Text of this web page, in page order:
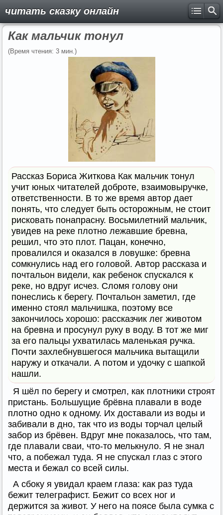
читать сказку онлайн
Как мальчик тонул
(Время чтения: 3 мин.)
Рассказ Бориса Житкова Как мальчик тонул
учит юных читателей доброте, взаимовыручке,
ответственности. В то же время автор дает
понять, что следует быть осторожным, не стоит
рисковать понапрасну. Восьмилетний мальчик,
увидев на реке плотно лежавшие бревна,
решил, что это плот. Пацан, конечно,
провалился и оказался в ловушке: бревна
сомкнулись над его головой. Автор рассказа и
почтальон видели, как ребенок спускался к
реке, но вдруг исчез. Сломя голову они
понеслись к берегу. Почтальон заметил, где
именно стоял мальчишка, поэтому все
закончилось хорошо: рассказчик лег животом
на бревна и просунул руку в воду. В тот же миг
за его пальцы ухватилась маленькая ручка.
Почти захлебнувшегося мальчика вытащили
наружу и откачали. А потом и удочку с шапкой
нашли.
Я шёл по берегу и смотрел, как плотники строят
пристань. Большущие брёвна плавали в воде
плотно одно к одному. Их доставали из воды и
забивали в дно, так что из воды торчал целый
забор из брёвен. Вдруг мне показалось, что там,
где плавали сваи, что-то мелькнуло. Я не знал
что, а побежал туда. Я не спускал глаз с этого
места и бежал со всей силы.
А сбоку я увидал краем глаза: как раз туда
бежит телеграфист. Бежит со всех ног и
держится за живот. У него на поясе была сумка с